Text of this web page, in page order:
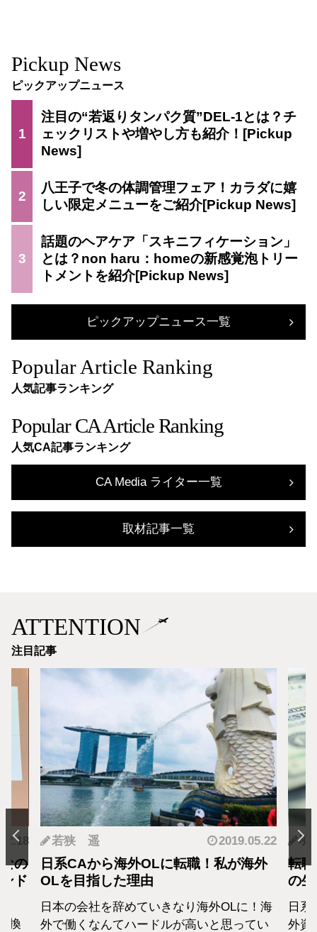
Pickup News
ピックアップニュース
1
注目の“若返りタンパク質”DEL-1とは？チ
ェックリストや増やし方も紹介！
2
八王子で冬の体調管理フェア！カラダに嬉
しい限定メニューをご紹介
3
話題のヘアケア「スキニフィケーション」
とは？non haru：homeの新感覚泡トリー
トメントを紹介
ピックアップニュース一覧
Popular Article Ranking
人気記事ランキング
Popular CA Article Ranking
人気CA記事ランキング
CA Media ライター一覧
取材記事一覧
ATTENTION
注目記事
の
ド
換
若狭 遥 2019.05.22
日系CAから海外OLに転職！私が海外
OLを目指した理由
日本の会社を辞めていきなり海外OLに！海
外で働くなんてハードルが高いと思ってい
羽
転
の
日
外資